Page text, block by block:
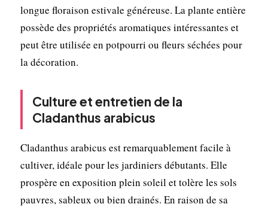
longue floraison estivale généreuse. La plante entière
possède des propriétés aromatiques intéressantes et
peut être utilisée en potpourri ou fleurs séchées pour
la décoration.
Culture et entretien de la
Cladanthus arabicus
Cladanthus arabicus est remarquablement facile à
cultiver, idéale pour les jardiniers débutants. Elle
prospère en exposition plein soleil et tolère les sols
pauvres, sableux ou bien drainés. En raison de sa